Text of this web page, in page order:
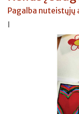
Pagalba nuteistųjų